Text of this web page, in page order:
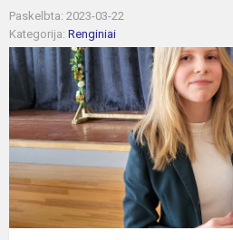
Paskelbta: 2023-03-22
Kategorija: Renginiai